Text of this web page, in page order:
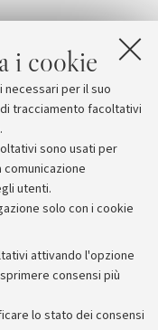
i cookie
per il suo
tracciamento facoltativi
sono usati per
utenti.
solo con i cookie
attivando l'opzione
consensi più
lo stato dei consensi